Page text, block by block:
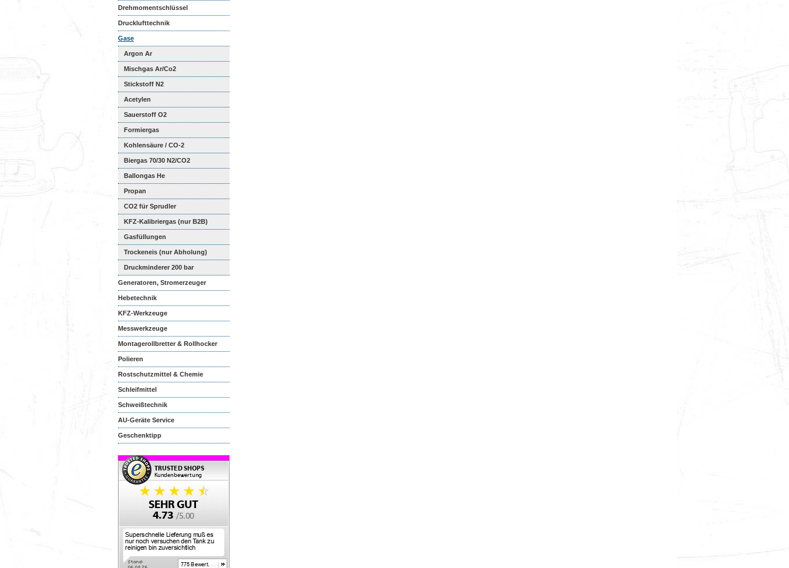
Drehmomentschlüssel
Drucklufttechnik
Gase
Argon Ar
Mischgas Ar/Co2
Stickstoff N2
Acetylen
Sauerstoff O2
Formiergas
Kohlensäure / CO-2
Biergas 70/30 N2/CO2
Ballongas He
Propan
CO2 für Sprudler
KFZ-Kalibriergas (nur B2B)
Gasfüllungen
Trockeneis (nur Abholung)
Druckminderer 200 bar
Generatoren, Stromerzeuger
Hebetechnik
KFZ-Werkzeuge
Messwerkzeuge
Montagerollbretter & Rollhocker
Polieren
Rostschutzmittel & Chemie
Schleifmittel
Schweißtechnik
AU-Geräte Service
Geschenktipp